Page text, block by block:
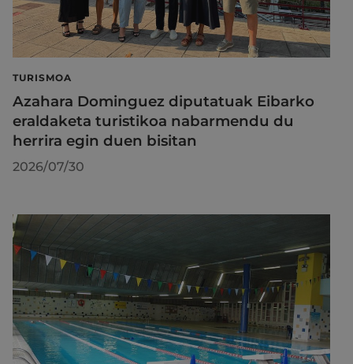
TURISMOA
Azahara Dominguez diputatuak Eibarko
eraldaketa turistikoa nabarmendu du
herrira egin duen bisitan
2026/07/30